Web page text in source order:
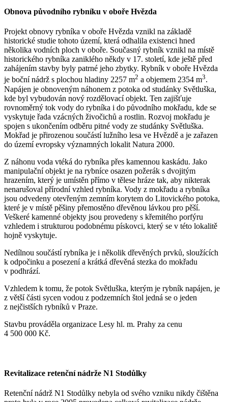
Obnova původního rybníku v oboře Hvězda
Projekt obnovy rybníka v oboře Hvězda vznikl na základě
historické studie tohoto území, která odhalila existenci hned
několika vodních ploch v oboře. Současný rybník vznikl na místě
historického rybníka zaniklého někdy v 17. století, kde ještě před
zahájením stavby byly patrné jeho zbytky. Rybník v oboře Hvězda
je boční nádrž s plochou hladiny 2257 m2 a objemem 2354 m3.
Napájen je obnoveným náhonem z potoka od studánky Světluška,
kde byl vybudován nový rozdělovací objekt. Ten zajišťuje
rovnoměrný tok vody do rybníka i do původního mokřadu, kde se
vyskytuje řada vzácných živočichů a rostlin. Rozvoj mokřadu je
spojen s ukončením odběru pitné vody ze studánky Světluška.
Mokřad je přirozenou součástí lužního lesa ve Hvězdě a je zařazen
do území evropsky významných lokalit Natura 2000.
Z náhonu voda vtéká do rybníka přes kamennou kaskádu. Jako
manipulační objekt je na rybníce osazen požerák s dvojitým
hrazením, který je umístěn přímo v tělese hráze tak, aby nikterak
nenarušoval přírodní vzhled rybníka. Vody z mokřadu a rybníka
jsou odvedeny otevřeným zemním korytem do Litovického potoka,
které je v místě pěšiny přemostěno dřevěnou lávkou pro pěší.
Veškeré kamenné objekty jsou provedeny s křemitého porfýru
vzhledem i strukturou podobnému pískovci, který se v této lokalitě
hojně vyskytuje.
Nedílnou součástí rybníka je i několik dřevěných prvků, sloužících
k odpočinku a posezení a krátká dřevěná stezka do mokřadu
v podhrází.
Vzhledem k tomu, že potok Světluška, kterým je rybník napájen, je
z větší části sycen vodou z podzemních štol jedná se o jeden
z nejčistších rybníků v Praze.
Stavbu prováděla organizace Lesy hl. m. Prahy za cenu
4 500 000 Kč.
Revitalizace retenční nádrže N1 Stodůlky
Retenční nádrž N1 Stodůlky nebyla od svého vzniku nikdy čištěna